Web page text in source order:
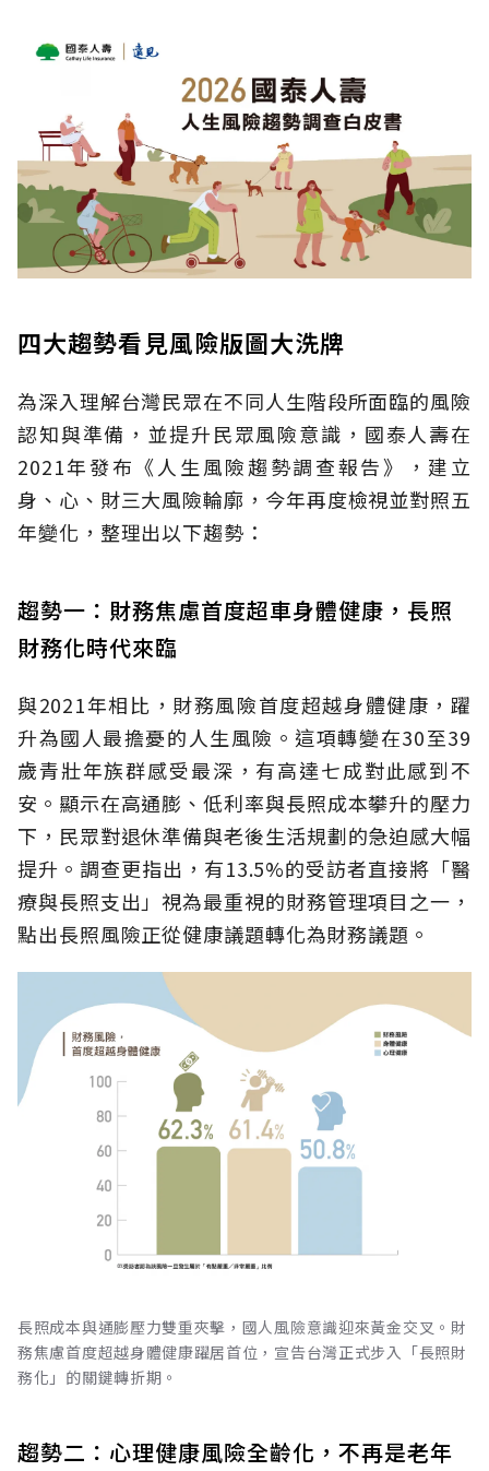
四大趨勢看見風險版圖大洗牌
為深入理解台灣民眾在不同人生階段所面臨的風險
認知與準備，並提升民眾風險意識，國泰人壽在
2021年發布《人生風險趨勢調查報告》，建立
身、心、財三大風險輪廓，今年再度檢視並對照五
年變化，整理出以下趨勢：
趨勢一：財務焦慮首度超車身體健康，長照
財務化時代來臨
與2021年相比，財務風險首度超越身體健康，躍
升為國人最擔憂的人生風險。這項轉變在30至39
歲青壯年族群感受最深，有高達七成對此感到不
安。顯示在高通膨、低利率與長照成本攀升的壓力
下，民眾對退休準備與老後生活規劃的急迫感大幅
提升。調查更指出，有13.5%的受訪者直接將「醫
療與長照支出」視為最重視的財務管理項目之一，
點出長照風險正從健康議題轉化為財務議題。
長照成本與通膨壓力雙重夾擊，國人風險意識迎來黃金交叉。財
務焦慮首度超越身體健康躍居首位，宣告台灣正式步入「長照財
務化」的關鍵轉折期。
趨勢二：心理健康風險全齡化，不再是老年